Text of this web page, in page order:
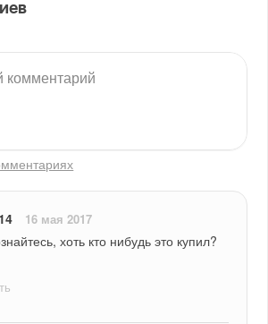
16 мая 2017
хоть кто нибудь это купил?